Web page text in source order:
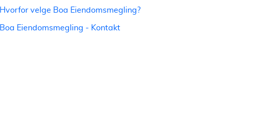
Hvorfor velge Boa Eiendomsmegling?
Boa Eiendomsmegling - Kontakt